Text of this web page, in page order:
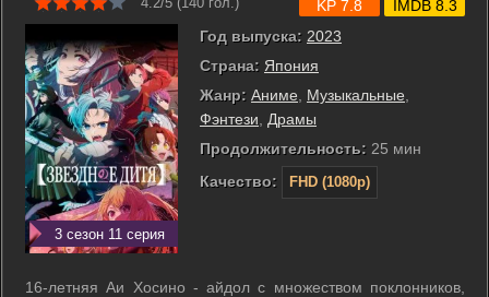
3 сезон 11 серия
Год выпуска: 2023
Страна: Япония
Жанр: Аниме Музыкальные
Фэнтези
Драмы
Продолжительность: 25 мин
Качество:
FHD (1080p)
KP 7.8 IMDB 8.3
16-летняя Аи Хосино - айдол с множеством поклонников,